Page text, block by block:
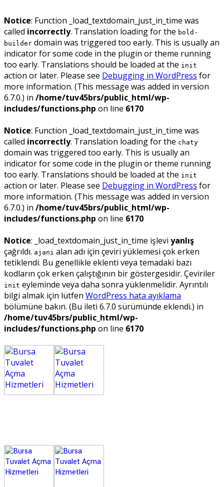
Notice: Function _load_textdomain_just_in_time was
called incorrectly. Translation loading for the bold-
builder domain was triggered too early. This is usually an
indicator for some code in the plugin or theme running
too early. Translations should be loaded at the init
action or later. Please see Debugging in WordPress for
more information. (This message was added in version
6.7.0.) in /home/tuv45brs/public_html/wp-
includes/functions.php on line 6170
Notice: Function _load_textdomain_just_in_time was
called incorrectly. Translation loading for the chaty
domain was triggered too early. This is usually an
indicator for some code in the plugin or theme running
too early. Translations should be loaded at the init
action or later. Please see Debugging in WordPress for
more information. (This message was added in version
6.7.0.) in /home/tuv45brs/public_html/wp-
includes/functions.php on line 6170
Notice: _load_textdomain_just_in_time işlevi yanlış
çağrıldı. ajani alan adı için çeviri yüklemesi çok erken
tetiklendi. Bu genellikle eklenti veya temadaki bazı
kodların çok erken çalıştığının bir göstergesidir. Çeviriler
init eyleminde veya daha sonra yüklenmelidir. Ayrıntılı
bilgi almak için lütfen WordPress hata ayıklama
bölümüne bakın. (Bu ileti 6.7.0 sürümünde eklendi.) in
/home/tuv45brs/public_html/wp-
includes/functions.php on line 6170